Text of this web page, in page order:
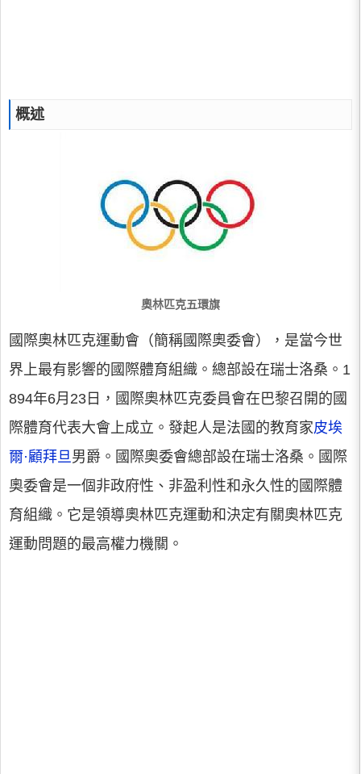
概述
奧林匹克五環旗
國際奧林匹克運動會（簡稱國際奧委會），是當今世
界上最有影響的國際體育組織。總部設在瑞士洛桑。1
894年6月23日，國際奧林匹克委員會在巴黎召開的國
際體育代表大會上成立。發起人是法國的教育家皮埃
爾·顧拜旦男爵。國際奧委會總部設在瑞士洛桑。國際
奧委會是一個非政府性、非盈利性和永久性的國際體
育組織。它是領導奧林匹克運動和決定有關奧林匹克
運動問題的最高權力機關。